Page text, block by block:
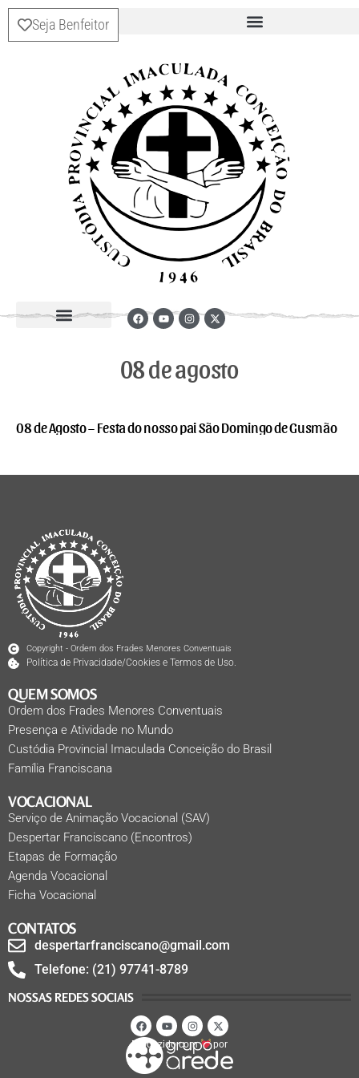
Seja Benfeitor
08 de agosto
08 de Agosto – Festa do nosso pai São Domingo de Gusmão
Copyright - Ordem dos Frades Menores Conventuais
Política de Privacidade/Cookies e Termos de Uso.
QUEM SOMOS
Ordem dos Frades Menores Conventuais
Presença e Atividade no Mundo
Custódia Provincial Imaculada Conceição do Brasil
Família Franciscana
VOCACIONAL
Serviço de Animação Vocacional (SAV)
Despertar Franciscano (Encontros)
Etapas de Formação
Agenda Vocacional
Ficha Vocacional
CONTATOS
despertarfranciscano@gmail.com
Telefone: (21) 97741-8789
NOSSAS REDES SOCIAIS
Produzido com por